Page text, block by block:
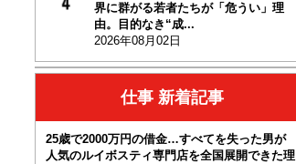
界に群がる若者たちが「危うい」理
由。目的なき“成...
2026年08月02日
仕事 新着記事
25歳で2000万円の借金…すべてを失った男が
人気のルイボスティ専門店を全国展開できた理